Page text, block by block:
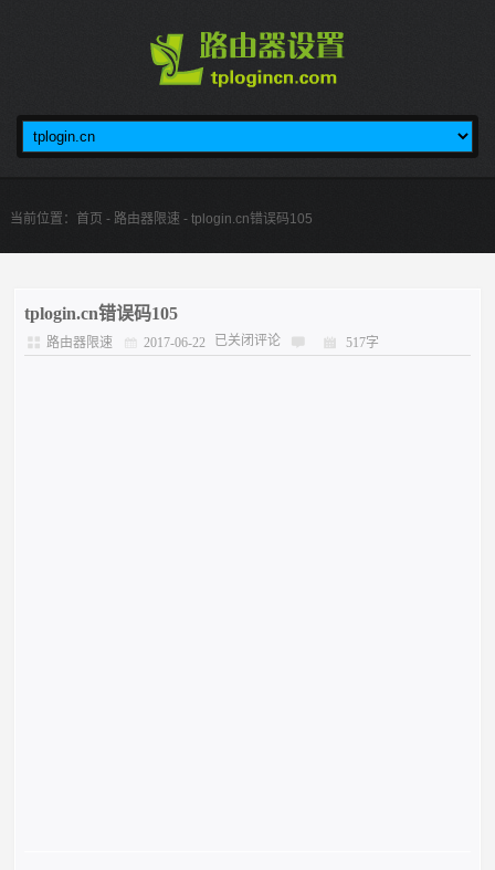
当前位置： 首页 - 路由器限速 - tplogin.cn错误码105
tplogin.cn错误码105
路由器限速 2017-06-22 已关闭评论 517字